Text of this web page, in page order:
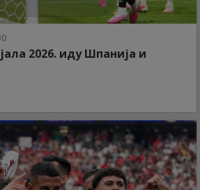
2026. иду Шпанија и